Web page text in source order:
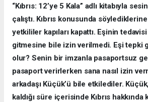
“Kıbrıs: 12’ye 5 Kala” adlı kitabıyla
çalıştı. Kıbrıs konusunda
yetkililer kapıları kapattı. Eşinin
gitmesine bile izin verilmedi. Eşi tepki
olur? Senin bir imzanla pasaportsuz
pasaport verirlerken sana nasıl izin
arkadaşı Küçük’ü bile etkilediler.
kaldığı süre içerisinde Kıbrıs hakkında